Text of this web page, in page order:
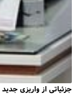
جزئیاتی از واریزی